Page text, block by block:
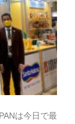
は今日で最